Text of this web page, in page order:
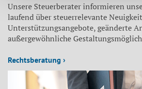
Unsere Steuerberater informieren
laufend über steuerrelevante
Unterstützungsangebote, geänderte
außergewöhnliche
Rechtsberatung ›